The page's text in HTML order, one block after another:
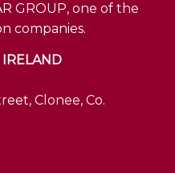
GROUP, one of the
companies.
Clonee, Co.